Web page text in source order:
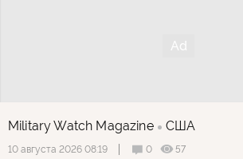
Military Watch Magazine США
10 августа 2026 08:19 0
57